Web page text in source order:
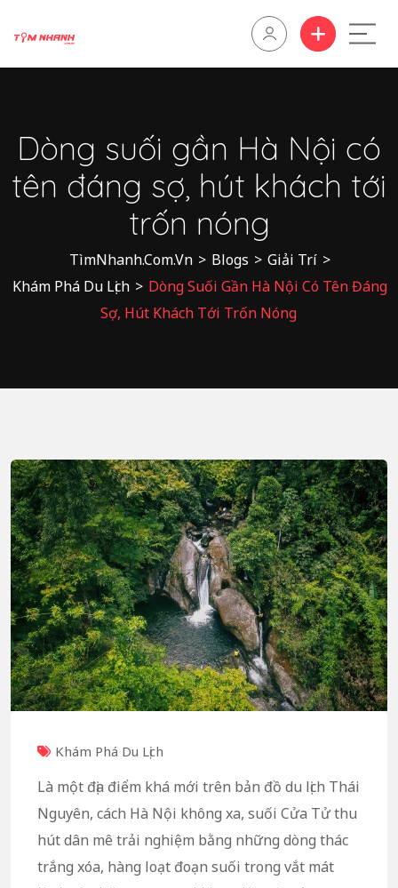
Dòng suối gần Hà Nội có
tên đáng sợ, hút khách tới
trốn nóng
TìmNhanh.Com.Vn > Blogs > Giải Trí >
Khám Phá Du Lịch > Dòng Suối Gần Hà Nội Có Tên Đáng
Sợ, Hút Khách Tới Trốn Nóng
Khám Phá Du Lịch
Là một địa điểm khá mới trên bản đồ du lịch Thái
Nguyên, cách Hà Nội không xa, suối Cửa Tử thu
hút dân mê trải nghiệm bằng những dòng thác
trắng xóa, hàng loạt đoạn suối trong vắt mát